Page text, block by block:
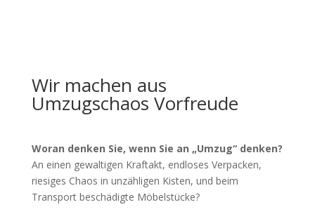
Wir machen aus
Umzugschaos Vorfreude
Woran denken Sie, wenn Sie an „Umzug“ denken?
An einen gewaltigen Kraftakt, endloses Verpacken,
riesiges Chaos in unzähligen Kisten, und beim
Transport beschädigte Möbelstücke?